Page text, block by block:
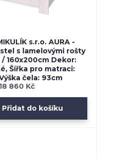
s.r.o. AURA -
s lamelovými rošty
/ 160x200cm Dekor:
Šířka pro matraci:
čela: 93cm
18 860 Kč
Přidat do košíku